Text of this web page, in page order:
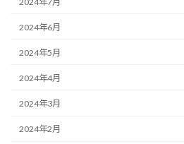
2024年6月
2024年5月
2024年4月
2024年3月
2024年2月